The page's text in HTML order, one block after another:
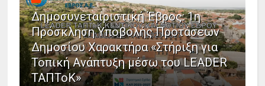
Δημοσυνεταιριστική Έβρος: 1η
Πρόσκληση Υποβολής Προτάσεων
Δημοσίου Χαρακτήρα «Στήριξη για
Τοπική Ανάπτυξη μέσω του LEADER
ΤΑΠΤοΚ»